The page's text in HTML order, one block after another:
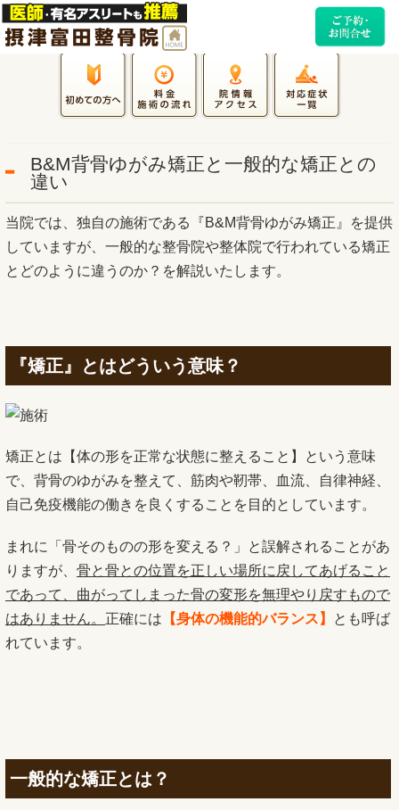
B&M背骨ゆがみ矯正と一般的な矯正との
違い
当院では、独自の施術である『B&M背骨ゆがみ矯正』を提供
していますが、一般的な整骨院や整体院で行われている矯正
とどのように違うのか？を解説いたします。
『矯正』とはどういう意味？
矯正とは【体の形を正常な状態に整えること】という意味
で、背骨のゆがみを整えて、筋肉や靭帯、血流、自律神経、
自己免疫機能の働きを良くすることを目的としています。
まれに「骨そのものの形を変える？」と誤解されることがあ
りますが、 骨と骨との位置を正しい場所に戻してあげること
であって、曲がってしまった骨の変形を無理やり戻すもので
はありません。 正確には 【身体の機能的バランス】
とも呼ば
れています。
一般的な矯正とは？